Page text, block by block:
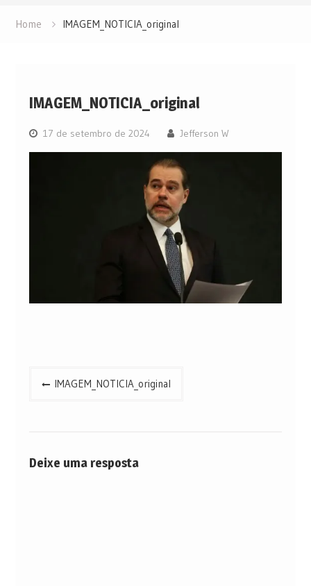
Home IMAGEM_NOTICIA_original
IMAGEM_NOTICIA_original
17 de setembro de 2024 Jefferson W
Navegação
IMAGEM_NOTICIA_original
Deixe uma resposta